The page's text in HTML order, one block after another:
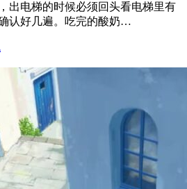
出电梯的时候必须回头看电梯里有
认好几遍。吃完的酸奶…